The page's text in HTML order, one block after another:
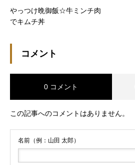
やっつけ晩御飯☆牛ミンチ肉
でキムチ丼
コメント
0 コメント
この記事へのコメントはありません。
名前（例：山田 太郎）